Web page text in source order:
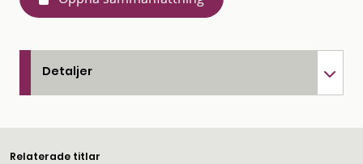
Detaljer
Relaterade titlar